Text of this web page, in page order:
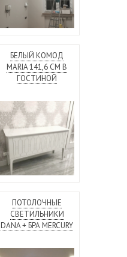
БЕЛЫЙ КОМОД
MARIA 141,6 СМ В
ГОСТИНОЙ
ПОТОЛОЧНЫЕ
СВЕТИЛЬНИКИ
DANA + БРА MERCURY